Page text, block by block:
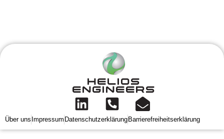
HELIOS
ENGINEERS
Über uns Impressum Datenschutzerklärung Barrierefreiheitserklärung